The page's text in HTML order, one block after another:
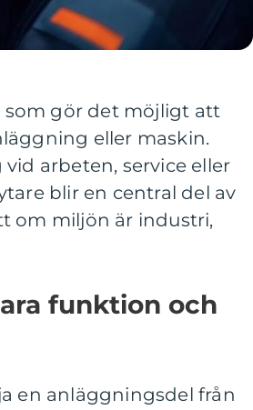
gör det möjligt att
eller maskin.
arbeten, service eller
blir en central del av
om miljön är industri,
funktion och
en anläggningsdel från